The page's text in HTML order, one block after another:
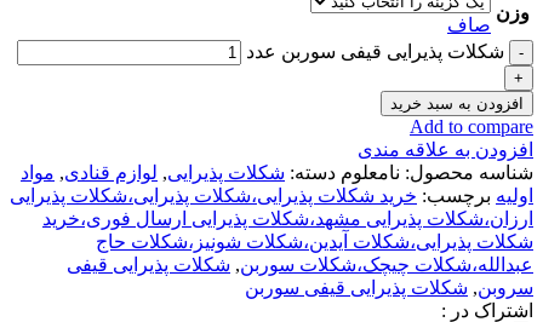
وزن
صاف
شکلات پذیرایی قیفی سوربن عدد
افزودن به سبد خرید
Add to compare
افزودن به علاقه مندی
شناسه محصول: نامعلوم دسته: شکلات پذیرایی, لوازم قنادی, مواد
اولیه برچسب: خرید شکلات پذیرایی،شکلات پذیرایی،شکلات پذیرایی
ارزان،شکلات پذیرایی مشهد،شکلات پذیرایی ارسال فوری،خرید
شکلات پذیرایی،شکلات آیدین،شکلات شونیز،شکلات حاج
عبدالله،شکلات چیچک،شکلات سوربن, شکلات پذیرایی قیفی
سروبن, شکلات پذیرایی قیفی سوربن
اشتراک در :